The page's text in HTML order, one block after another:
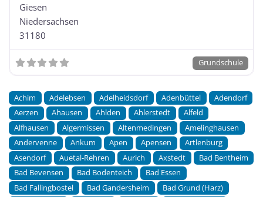
Giesen
Niedersachsen
31180
Grundschule
Achim Adelebsen Adelheidsdorf Adenbüttel
Adendorf
Aerzen
Ahausen Ahlden Ahlerstedt
Alfeld
Alfhausen
Algermissen Altenmedingen
Amelinghausen
Andervenne
Ankum Apen Apensen
Artlenburg
Asendorf
Auetal-Rehren Aurich Axstedt
Bad Bentheim
Bad Bevensen
Bad Bodenteich
Bad Essen
Bad Fallingbostel
Bad Gandersheim
Bad Grund (Harz)